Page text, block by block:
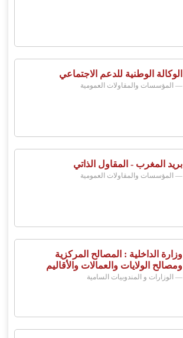
الوكالة الوطنية للدعم الاجتماعي
المؤسسات والمقاولات العمومية
بريد المغرب - المقاول الذاتي
المؤسسات والمقاولات العمومية
وزارة الداخلية : المصالح المركزية
ومصالح الولايات والعمالات والأقاليم
الوزارات و المندوبيات السامية